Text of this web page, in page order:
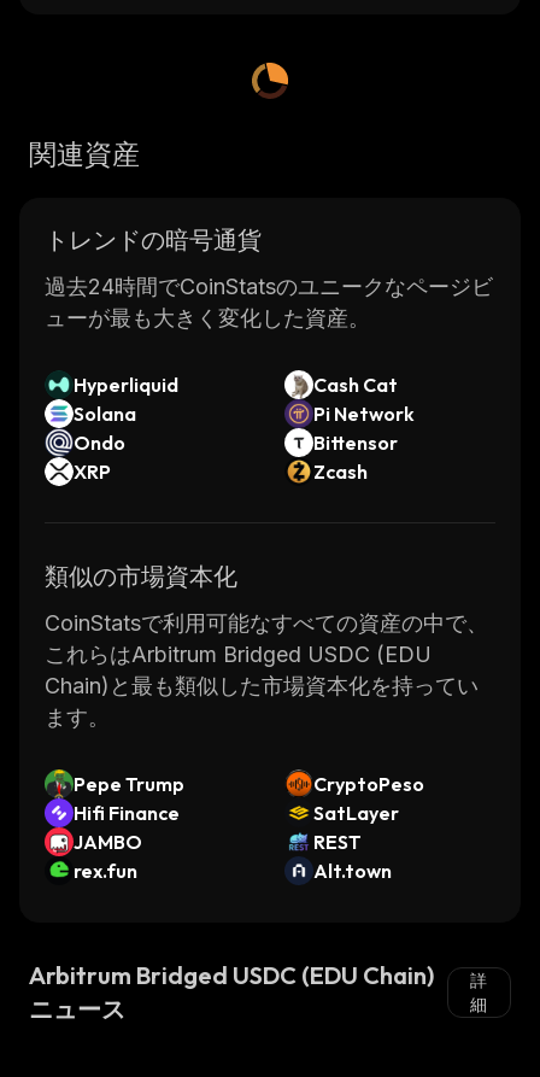
関連資産
トレンドの暗号通貨
過去24時間でCoinStatsのユニークなページビ
ューが最も大きく変化した資産。
Hyperliquid
Cash Cat
Solana
Pi Network
Ondo
Bittensor
XRP
Zcash
類似の市場資本化
CoinStatsで利用可能なすべての資産の中で、
これらはArbitrum Bridged USDC (EDU
Chain)と最も類似した市場資本化を持ってい
ます。
Pepe Trump
CryptoPeso
Hifi Finance
SatLayer
JAMBO
REST
rex.fun
Alt.town
Arbitrum Bridged USDC (EDU Chain)
ニュース
詳
細